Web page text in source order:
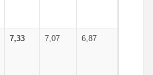
7,33 7,07 6,87